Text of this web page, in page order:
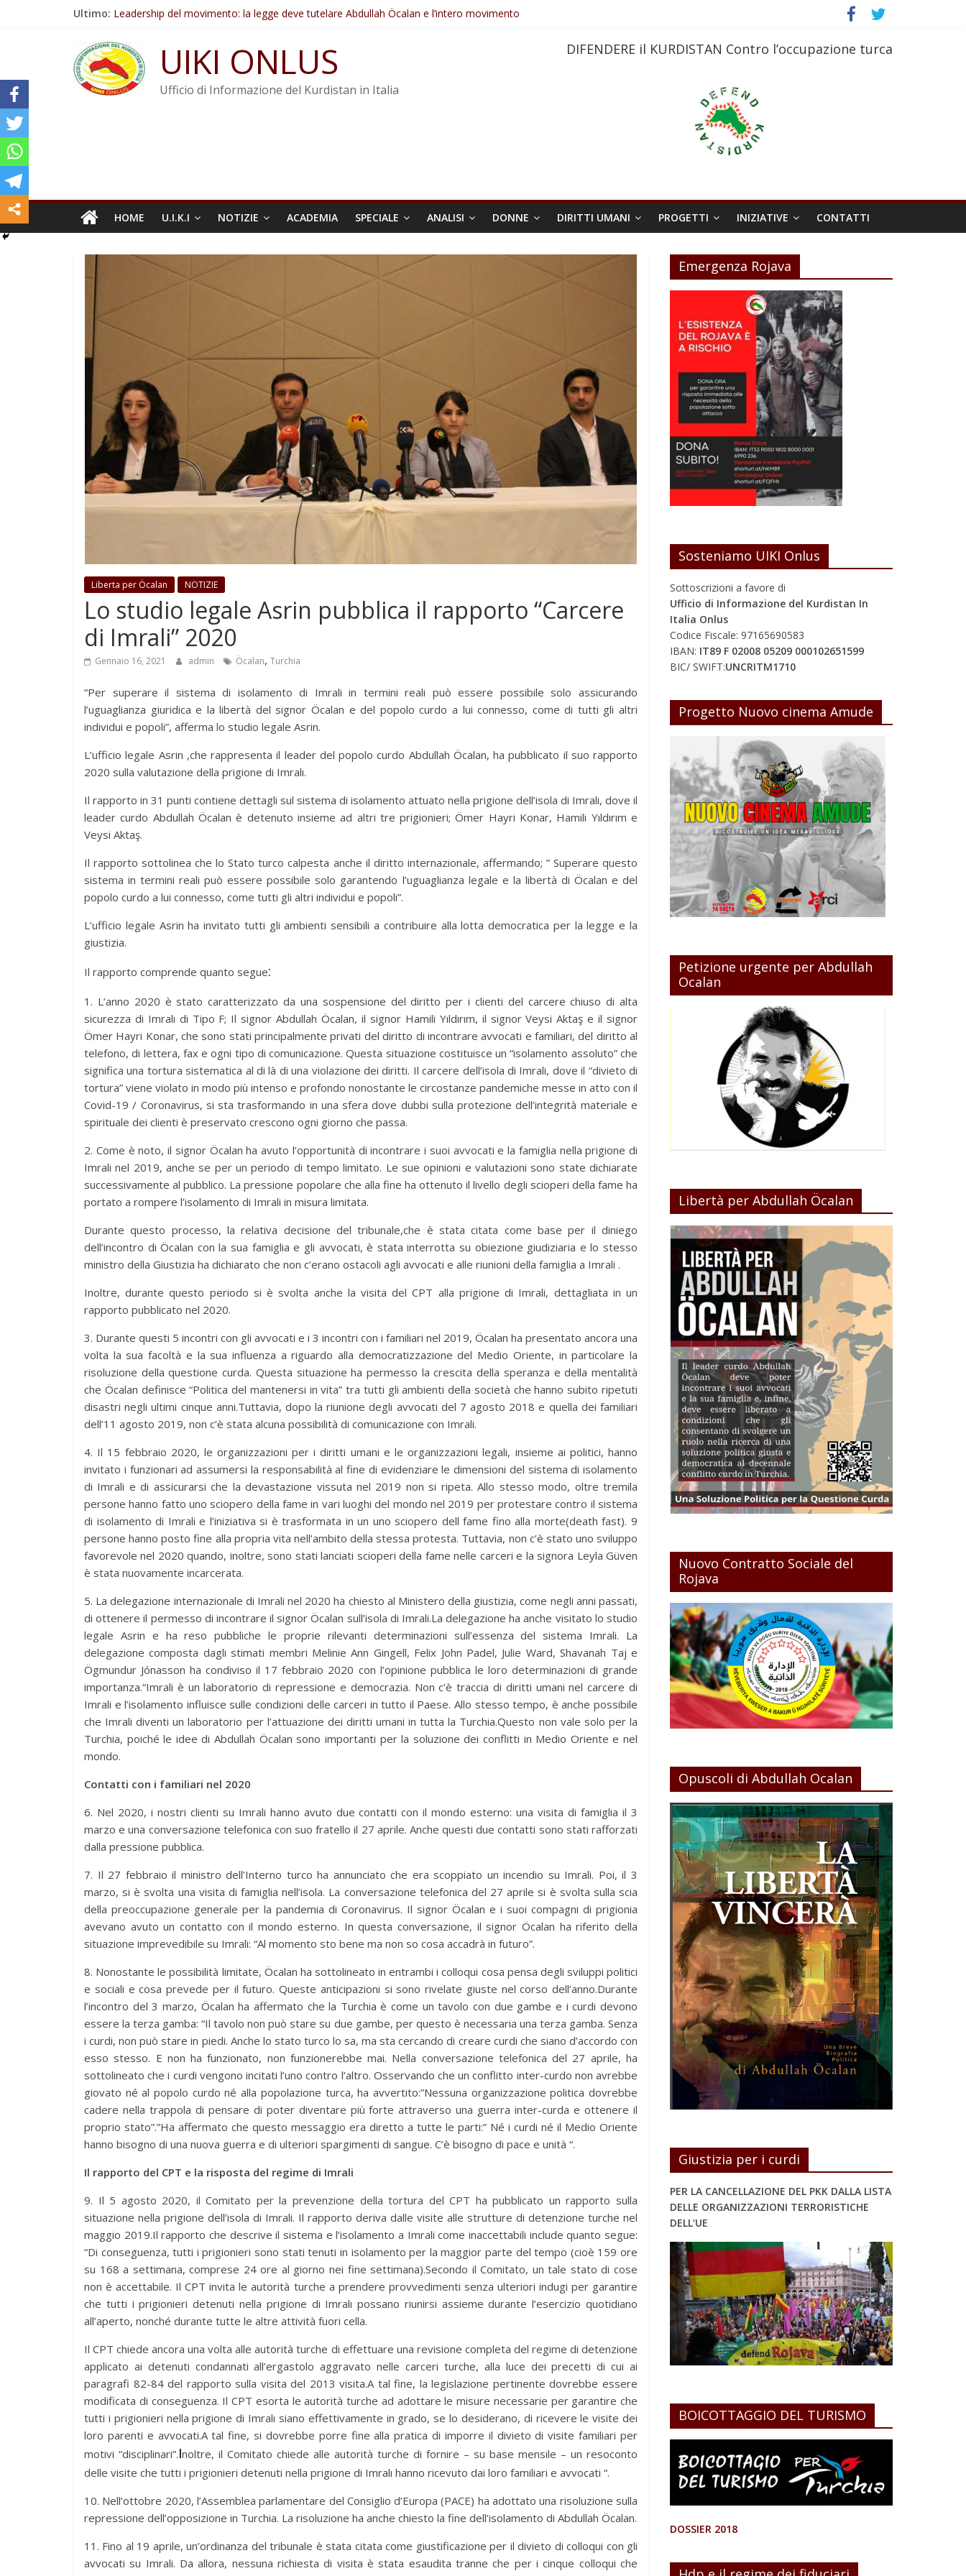
Ultimo: Leadership del movimento: la legge deve tutelare Abdullah Öcalan e l’intero movimento
Non tenere conto della situazione di Rêber Apo ostacolerebbe l’attuazione della legge
Il KNK chiede un’azione internazionale contro i crimini di guerra dell’Iran
Abdullah Öcalan: Le legge negativa deve essere trasformata in legge positiva
UIKI ONLUS
Ufficio di Informazione del Kurdistan in Italia
DIFENDERE il KURDISTAN Contro l’occupazione turca
HOME U.I.K.I NOTIZIE ACADEMIA SPECIALE ANALISI DONNE DIRITTI UMANI PROGETTI INIZIATIVE CONTATTI
Liberta per Öcalan NOTIZIE
Lo studio legale Asrin pubblica il rapporto “Carcere
di Imrali” 2020
Gennaio 16, 2021 admin Öcalan, Turchia
“Per superare il sistema di isolamento di Imrali in termini reali può essere possibile solo assicurando
l’uguaglianza giuridica e la libertà del signor Öcalan e del popolo curdo a lui connesso, come di tutti gli altri
individui e popoli”, afferma lo studio legale Asrin.
L’ufficio legale Asrin ,che rappresenta il leader del popolo curdo Abdullah Öcalan, ha pubblicato il suo rapporto
2020 sulla valutazione della prigione di Imralı.
Il rapporto in 31 punti contiene dettagli sul sistema di isolamento attuato nella prigione dell’isola di Imrali, dove il
leader curdo Abdullah Öcalan è detenuto insieme ad altri tre prigionieri; Ömer Hayri Konar, Hamili Yıldırım e
Veysi Aktaş.
Il rapporto sottolinea che lo Stato turco calpesta anche il diritto internazionale, affermando; ” Superare questo
sistema in termini reali può essere possibile solo garantendo l’uguaglianza legale e la libertà di Öcalan e del
popolo curdo a lui connesso, come tutti gli altri individui e popoli”.
L’ufficio legale Asrin ha invitato tutti gli ambienti sensibili a contribuire alla lotta democratica per la legge e la
giustizia.
Il rapporto comprende quanto segue:
1. L’anno 2020 è stato caratterizzato da una sospensione del diritto per i clienti del carcere chiuso di alta
sicurezza di Imralı di Tipo F; Il signor Abdullah Öcalan, il signor Hamili Yıldırım, il signor Veysi Aktaş e il signor
Ömer Hayri Konar, che sono stati principalmente privati del diritto di incontrare avvocati e familiari, del diritto al
telefono, di lettera, fax e ogni tipo di comunicazione. Questa situazione costituisce un “isolamento assoluto” che
significa una tortura sistematica al di là di una violazione dei diritti. Il carcere dell’isola di Imrali, dove il “divieto di
tortura” viene violato in modo più intenso e profondo nonostante le circostanze pandemiche messe in atto con il
Covid-19 / Coronavirus, si sta trasformando in una sfera dove dubbi sulla protezione dell’integrità materiale e
spirituale dei clienti è preservato crescono ogni giorno che passa.
2. Come è noto, il signor Öcalan ha avuto l’opportunità di incontrare i suoi avvocati e la famiglia nella prigione di
Imrali nel 2019, anche se per un periodo di tempo limitato. Le sue opinioni e valutazioni sono state dichiarate
successivamente al pubblico. La pressione popolare che alla fine ha ottenuto il livello degli scioperi della fame ha
portato a rompere l’isolamento di Imrali in misura limitata.
Durante questo processo, la relativa decisione del tribunale,che è stata citata come base per il diniego
dell’incontro di Öcalan con la sua famiglia e gli avvocati, è stata interrotta su obiezione giudiziaria e lo stesso
ministro della Giustizia ha dichiarato che non c’erano ostacoli agli avvocati e alle riunioni della famiglia a Imrali .
Inoltre, durante questo periodo si è svolta anche la visita del CPT alla prigione di Imrali, dettagliata in un
rapporto pubblicato nel 2020.
3. Durante questi 5 incontri con gli avvocati e i 3 incontri con i familiari nel 2019, Öcalan ha presentato ancora una
volta la sua facoltà e la sua influenza a riguardo alla democratizzazione del Medio Oriente, in particolare la
risoluzione della questione curda. Questa situazione ha permesso la crescita della speranza e della mentalità
che Öcalan definisce “Politica del mantenersi in vita” tra tutti gli ambienti della società che hanno subito ripetuti
disastri negli ultimi cinque anni.Tuttavia, dopo la riunione degli avvocati del 7 agosto 2018 e quella dei familiari
dell’11 agosto 2019, non c’è stata alcuna possibilità di comunicazione con Imrali.
4. Il 15 febbraio 2020, le organizzazioni per i diritti umani e le organizzazioni legali, insieme ai politici, hanno
invitato i funzionari ad assumersi la responsabilità al fine di evidenziare le dimensioni del sistema di isolamento
di Imrali e di assicurarsi che la devastazione vissuta nel 2019 non si ripeta.Allo stesso modo, oltre tremila
persone hanno fatto uno sciopero della fame in vari luoghi del mondo nel 2019 per protestare contro il sistema
di isolamento di Imrali e l’iniziativa si è trasformata in un uno sciopero dell fame fino alla morte(death fast). 9
persone hanno posto fine alla propria vita nell’ambito della stessa protesta. Tuttavia, non c’è stato uno sviluppo
favorevole nel 2020 quando, inoltre, sono stati lanciati scioperi della fame nelle carceri e la signora Leyla Güven
è stata nuovamente incarcerata.
5. La delegazione internazionale di Imrali nel 2020 ha chiesto al Ministero della giustizia, come negli anni passati,
di ottenere il permesso di incontrare il signor Öcalan sull’isola di Imrali.La delegazione ha anche visitato lo studio
legale Asrin e ha reso pubbliche le proprie rilevanti determinazioni sull’essenza del sistema Imrali. La
delegazione composta dagli stimati membri Melinie Ann Gingell, Felix John Padel, Julie Ward, Shavanah Taj e
Ögmundur Jónasson ha condiviso il 17 febbraio 2020 con l’opinione pubblica le loro determinazioni di grande
importanza.“Imrali è un laboratorio di repressione e democrazia. Non c’è traccia di diritti umani nel carcere di
Imrali e l’isolamento influisce sulle condizioni delle carceri in tutto il Paese. Allo stesso tempo, è anche possibile
che Imrali diventi un laboratorio per l’attuazione dei diritti umani in tutta la Turchia.Questo non vale solo per la
Turchia, poiché le idee di Abdullah Öcalan sono importanti per la soluzione dei conflitti in Medio Oriente e nel
mondo.
Contatti con i familiari nel 2020
6. Nel 2020, i nostri clienti su Imrali hanno avuto due contatti con il mondo esterno: una visita di famiglia il 3
marzo e una conversazione telefonica con suo fratello il 27 aprile. Anche questi due contatti sono stati rafforzati
dalla pressione pubblica.
7. Il 27 febbraio il ministro dell’Interno turco ha annunciato che era scoppiato un incendio su Imrali. Poi, il 3
marzo, si è svolta una visita di famiglia nell’isola. La conversazione telefonica del 27 aprile si è svolta sulla scia
della preoccupazione generale per la pandemia di Coronavirus. Il signor Öcalan e i suoi compagni di prigionia
avevano avuto un contatto con il mondo esterno. In questa conversazione, il signor Öcalan ha riferito della
situazione imprevedibile su Imrali: “Al momento sto bene ma non so cosa accadrà in futuro”.
8. Nonostante le possibilità limitate, Öcalan ha sottolineato in entrambi i colloqui cosa pensa degli sviluppi politici
e sociali e cosa prevede per il futuro. Queste anticipazioni si sono rivelate giuste nel corso dell’anno.Durante
l’incontro del 3 marzo, Öcalan ha affermato che la Turchia è come un tavolo con due gambe e i curdi devono
essere la terza gamba: “Il tavolo non può stare su due gambe, per questo è necessaria una terza gamba. Senza
i curdi, non può stare in piedi. Anche lo stato turco lo sa, ma sta cercando di creare curdi che siano d’accordo con
esso stesso. E non ha funzionato, non funzionerebbe mai. Nella conversazione telefonica del 27 aprile, ha
sottolineato che i curdi vengono incitati l’uno contro l’altro. Osservando che un conflitto inter-curdo non avrebbe
giovato né al popolo curdo né alla popolazione turca, ha avvertito:”Nessuna organizzazione politica dovrebbe
cadere nella trappola di pensare di poter diventare più forte attraverso una guerra inter-curda e ottenere il
proprio stato”.”Ha affermato che questo messaggio era diretto a tutte le parti:” Né i curdi né il Medio Oriente
hanno bisogno di una nuova guerra e di ulteriori spargimenti di sangue. C’è bisogno di pace e unità “.
Il rapporto del CPT e la risposta del regime di Imrali
9. Il 5 agosto 2020, il Comitato per la prevenzione della tortura del CPT ha pubblicato un rapporto sulla
situazione nella prigione dell’isola di Imrali. Il rapporto deriva dalle visite alle strutture di detenzione turche nel
maggio 2019.Il rapporto che descrive il sistema e l’isolamento a Imrali come inaccettabili include quanto segue:
“Di conseguenza, tutti i prigionieri sono stati tenuti in isolamento per la maggior parte del tempo (cioè 159 ore
su 168 a settimana, comprese 24 ore al giorno nei fine settimana).Secondo il Comitato, un tale stato di cose
non è accettabile. Il CPT invita le autorità turche a prendere provvedimenti senza ulteriori indugi per garantire
che tutti i prigionieri detenuti nella prigione di Imralı possano riunirsi assieme durante l’esercizio quotidiano
all’aperto, nonché durante tutte le altre attività fuori cella.
Il CPT chiede ancora una volta alle autorità turche di effettuare una revisione completa del regime di detenzione
applicato ai detenuti condannati all’ergastolo aggravato nelle carceri turche, alla luce dei precetti di cui ai
paragrafi 82-84 del rapporto sulla visita del 2013 visita.A tal fine, la legislazione pertinente dovrebbe essere
modificata di conseguenza. Il CPT esorta le autorità turche ad adottare le misure necessarie per garantire che
tutti i prigionieri nella prigione di Imralı siano effettivamente in grado, se lo desiderano, di ricevere le visite dei
loro parenti e avvocati.A tal fine, si dovrebbe porre fine alla pratica di imporre il divieto di visite familiari per
motivi “disciplinari”.Inoltre, il Comitato chiede alle autorità turche di fornire – su base mensile – un resoconto
delle visite che tutti i prigionieri detenuti nella prigione di Imralı hanno ricevuto dai loro familiari e avvocati “.
10. Nell’ottobre 2020, l’Assemblea parlamentare del Consiglio d’Europa (PACE) ha adottato una risoluzione sulla
repressione dell’opposizione in Turchia. La risoluzione ha anche chiesto la fine dell’isolamento di Abdullah Öcalan.
11. Fino al 19 aprile, un’ordinanza del tribunale è stata citata come giustificazione per il divieto di colloqui con gli
avvocati su Imrali. Da allora, nessuna richiesta di visita è stata esaudita tranne che per i cinque colloqui che
Emergenza Rojava
Sosteniamo UIKI Onlus
Sottoscrizioni a favore di
Ufficio di Informazione del Kurdistan In
Italia Onlus
Codice Fiscale: 97165690583
IBAN: IT89 F 02008 05209 000102651599
BIC/ SWIFT:UNCRITM1710
Progetto Nuovo cinema Amude
Petizione urgente per Abdullah
Ocalan
Libertà per Abdullah Öcalan
Nuovo Contratto Sociale del
Rojava
Opuscoli di Abdullah Ocalan
Giustizia per i curdi
PER LA CANCELLAZIONE DEL PKK DALLA LISTA
DELLE ORGANIZZAZIONI TERRORISTICHE
DELL’UE
BOICOTTAGGIO DEL TURISMO
DOSSIER 2018